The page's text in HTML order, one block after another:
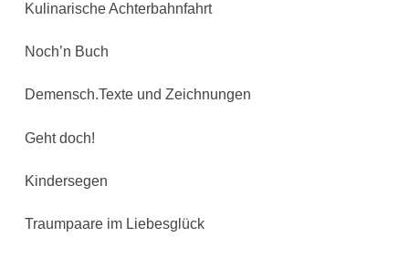
Kulinarische Achterbahnfahrt
Noch’n Buch
Demensch.Texte und Zeichnungen
Geht doch!
Kindersegen
Traumpaare im Liebesglück